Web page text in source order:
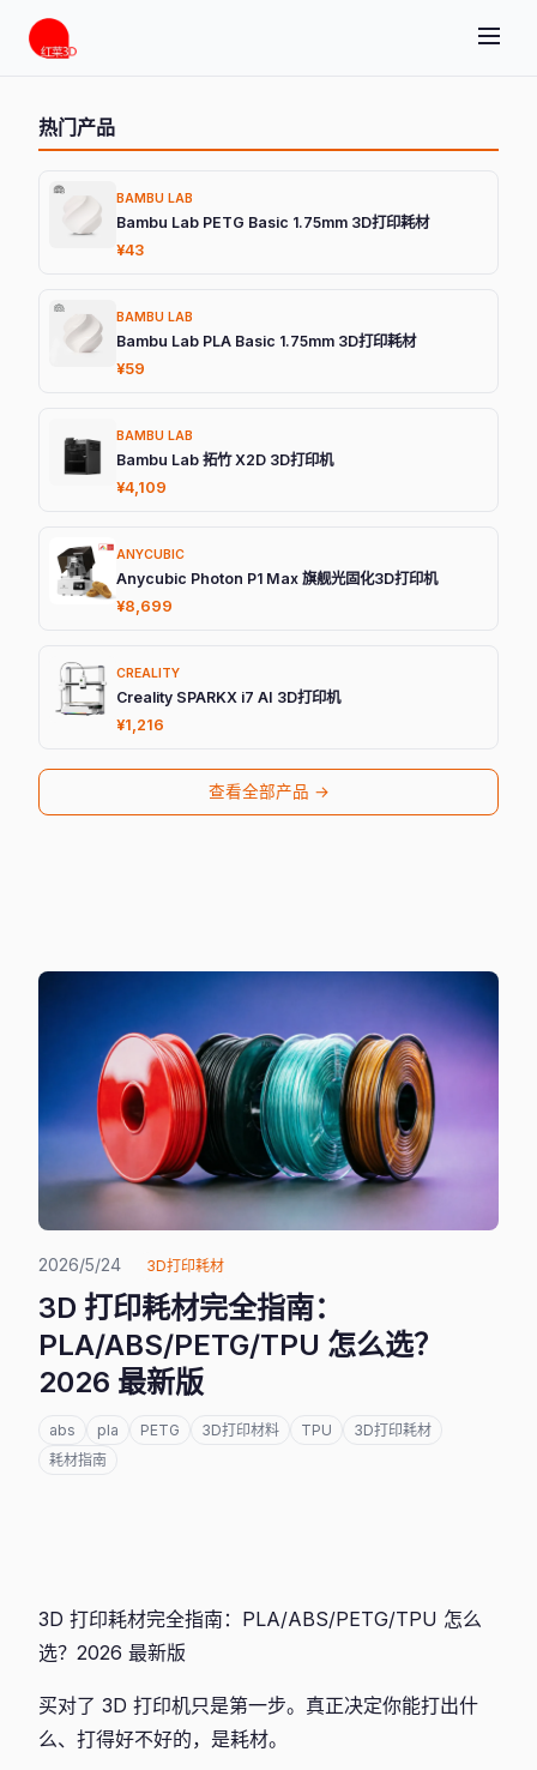
2026/5/24 3D打印耗材
3D 打印耗材完全指南：
PLA/ABS/PETG/TPU 怎么选？
2026 最新版
abs pla PETG 3D打印材料 TPU
3D打印耗材
耗材指南
3D 打印耗材完全指南：PLA/ABS/PETG/TPU 怎么
选？2026 最新版
买对了 3D 打印机只是第一步。真正决定你能打出什
么、打得好不好的，是耗材。
热门产品
BAMBU LAB
Bambu Lab PETG Basic 1.75mm 3D打印耗材
¥43
BAMBU LAB
Bambu Lab PLA Basic 1.75mm 3D打印耗材
¥59
BAMBU LAB
Bambu Lab 拓竹 X2D 3D打印机
¥4,109
ANYCUBIC
Anycubic Photon P1 Max 旗舰光固化3D打印机
¥8,699
CREALITY
Creality SPARKX i7 AI 3D打印机
¥1,216
查看全部产品 →